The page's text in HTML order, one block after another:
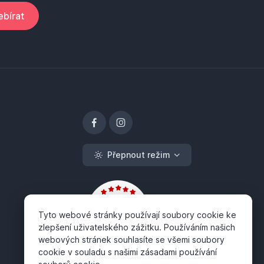
Přepnout režim
Tyto webové stránky používají soubory cookie ke
zlepšení uživatelského zážitku. Používáním našich
webových stránek souhlasíte se všemi soubory
cookie v souladu s našimi zásadami používání